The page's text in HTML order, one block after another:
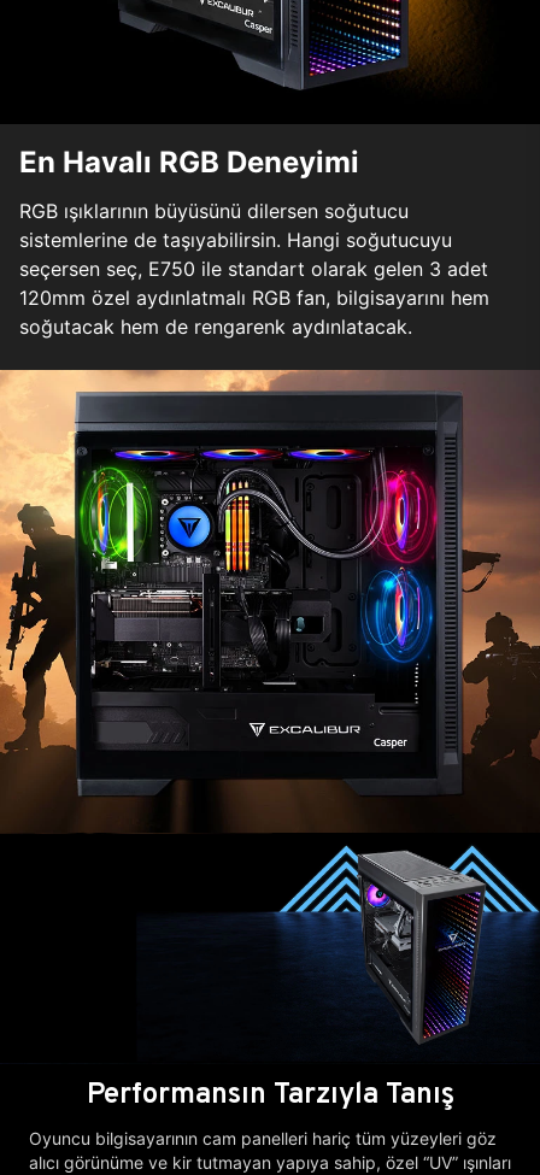
En Havalı RGB Deneyimi
RGB ışıklarının büyüsünü dilersen soğutucu
sistemlerine de taşıyabilirsin. Hangi soğutucuyu
seçersen seç, E750 ile standart olarak gelen 3 adet
120mm özel aydınlatmalı RGB fan, bilgisayarını hem
soğutacak hem de rengarenk aydınlatacak.
Performansın Tarzıyla Tanış
Oyuncu bilgisayarının cam panelleri hariç tüm yüzeyleri göz
alıcı görünüme ve kir tutmayan yapıya sahip, özel “UV” ışınları